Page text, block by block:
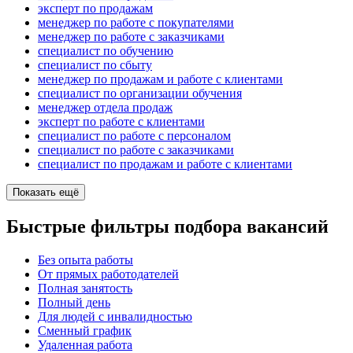
эксперт по продажам
менеджер по работе с покупателями
менеджер по работе с заказчиками
специалист по обучению
специалист по сбыту
менеджер по продажам и работе с клиентами
специалист по организации обучения
менеджер отдела продаж
эксперт по работе с клиентами
специалист по работе с персоналом
специалист по работе с заказчиками
специалист по продажам и работе с клиентами
Показать ещё
Быстрые фильтры подбора вакансий
Без опыта работы
От прямых работодателей
Полная занятость
Полный день
Для людей с инвалидностью
Сменный график
Удаленная работа